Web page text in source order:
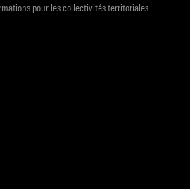
pour les collectivités territoriales